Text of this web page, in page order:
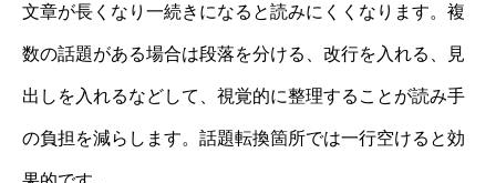
文章が長くなり一続きになると読みにくくなります。複
数の話題がある場合は段落を分ける、改行を入れる、見
出しを入れるなどして、視覚的に整理することが読み手
の負担を減らします。話題転換箇所では一行空けると効